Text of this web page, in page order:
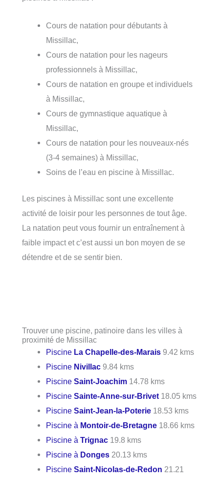
Cours de natation pour débutants à
Missillac,
Cours de natation pour les nageurs
professionnels à Missillac,
Cours de natation en groupe et individuels
à Missillac,
Cours de gymnastique aquatique à
Missillac,
Cours de natation pour les nouveaux-nés
(3-4 semaines) à Missillac,
Soins de l’eau en piscine à Missillac.
Les piscines à Missillac sont une excellente
activité de loisir pour les personnes de tout âge.
La natation peut vous fournir un entraînement à
faible impact et c’est aussi un bon moyen de se
détendre et de se sentir bien.
Trouver une piscine, patinoire dans les villes à
proximité de Missillac
Piscine La Chapelle-des-Marais 9.42 kms
Piscine Nivillac 9.84 kms
PiscineSaint-Joachim 14.78 kms
PiscineSainte-Anne-sur-Brivet 18.05 kms
PiscineSaint-Jean-la-Poterie 18.53 kms
Piscine à Montoir-de-Bretagne 18.66 kms
Piscine àTrignac 19.8 kms
Piscine à Donges 20.13 kms
PiscineSaint-Nicolas-de-Redon 21.21